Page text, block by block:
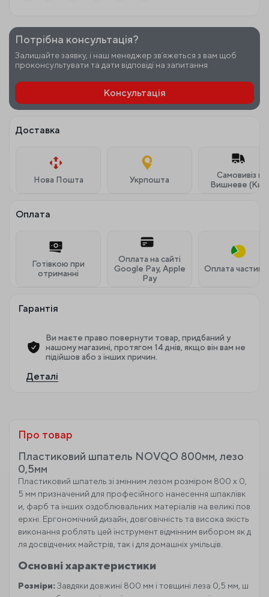
Потрібна консультація?
Залишайте заявку, і наш менеджер звʼяжеться з вам щоб
проконсультувати та дати відповіді на запитання
Консультація
Доставка
Нова Пошта Укрпошта
Самовивіз м.
Вишневе
Оплата
Готівкою при
отриманні
Оплата на сайті
Google Pay, Apple
Pay
Оплата
Гарантія
Ви маєте право повернути товар, придбаний у
нашому магазині, протягом 14 днів, якщо він вам не
підійшов або з інших причин.
Деталі
Про товар
Пластиковий шпатель NOVQO 800мм, лезо
0,5мм
Пластиковий шпатель зі змінним лезом розміром 800 x 0,
5 мм призначений для професійного нанесення шпаклівк
и, фарб та інших оздоблювальних матеріалів на великі пов
ерхні. Ергономічний дизайн, довговічність та висока якість
виконання роблять цей інструмент відмінним вибором як д
ля досвідчених майстрів, так і для домашніх умільців.
Основні характеристики
Розміри:Завдяки довжині 800 мм і товщині леза 0,5 мм, ш